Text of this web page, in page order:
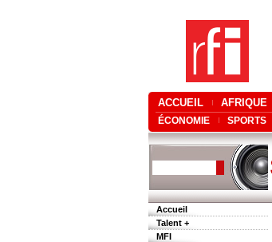
ACCUEIL AFRIQUE
ÉCONOMIE SPORTS
Accueil
Talent +
MFI